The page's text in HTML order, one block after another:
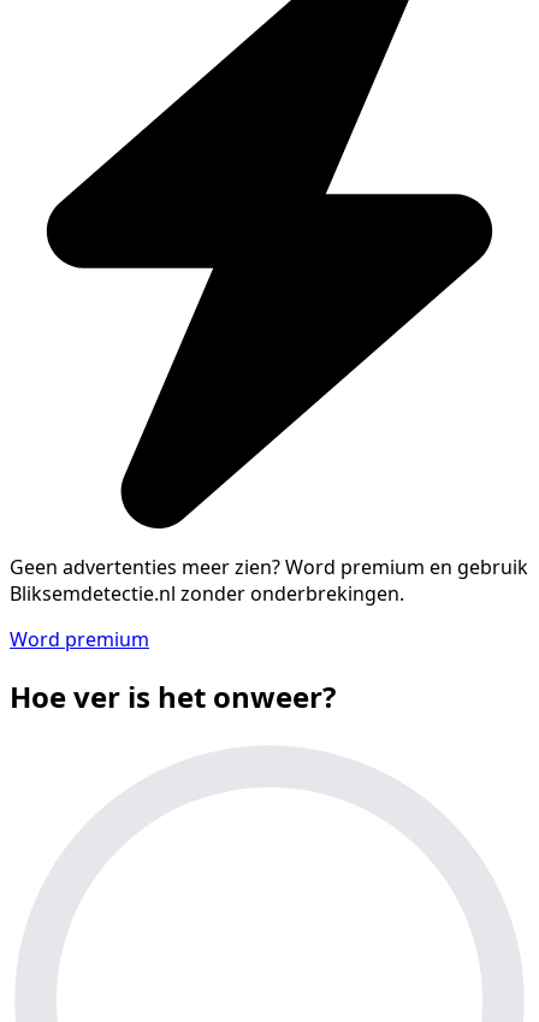
Geen advertenties meer zien?Word premium en gebruik
Bliksemdetectie.nl zonder onderbrekingen.
Word premium
Hoe ver is het onweer?